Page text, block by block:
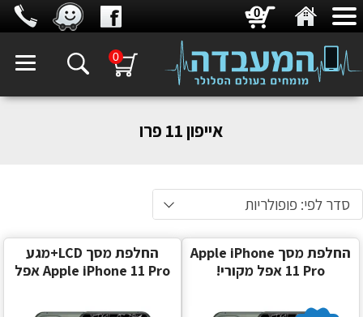
0
אייפון 11 פרו
סדר לפי: פופולריות
החלפת מסך Apple iPhone
11 Pro אפל מקורי!
החלפת מסך LCD+מגע
Apple iPhone 11 Pro אפל
0